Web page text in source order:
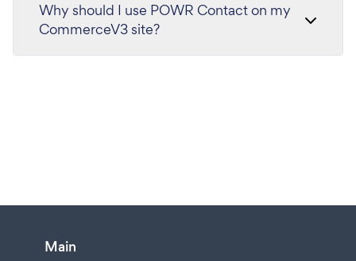
Why should I use POWR Contact on my
CommerceV3 site?
Main